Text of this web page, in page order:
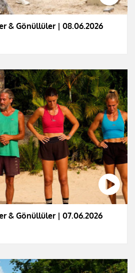
& Gönüllüler | 08.06.2026
& Gönüllüler | 07.06.2026